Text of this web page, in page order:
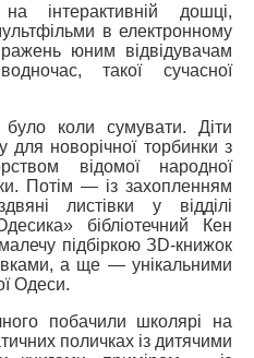
інтерактивній дошці,
в електронному
юним відвідувачам
такої сучасної
коли сумувати. Діти
для новорічної торбинки з
відомої народної
Потім — із захопленням
листівки у відділі
бібліотечний Кен
підбіркою ЗD-книжок
а ще — унікальними
Одеси.
побачили школярі на
поличках із дитячими